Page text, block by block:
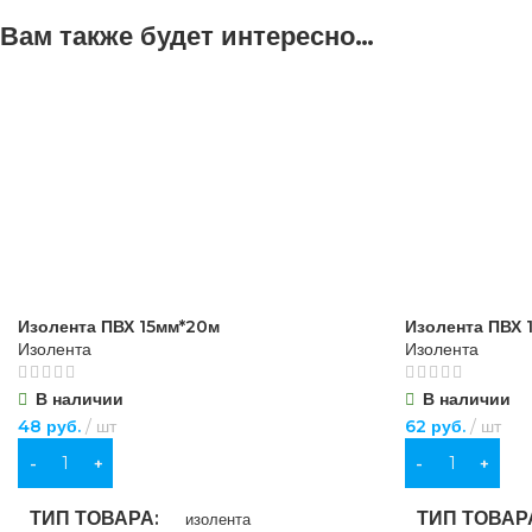
Вам также будет интересно…
Изолента ПВХ 15мм*20м
Изолента
В наличии
48 руб. шт
В КОРЗИНУ
ТИП ТОВАРА изолента
Изолента ПВХ
Изолента
В наличии
62 руб. шт
В КОРЗИНУ
ТИП